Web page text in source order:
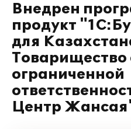
Внедрен
продукт
для
Товарищество
ограниченной
Центр